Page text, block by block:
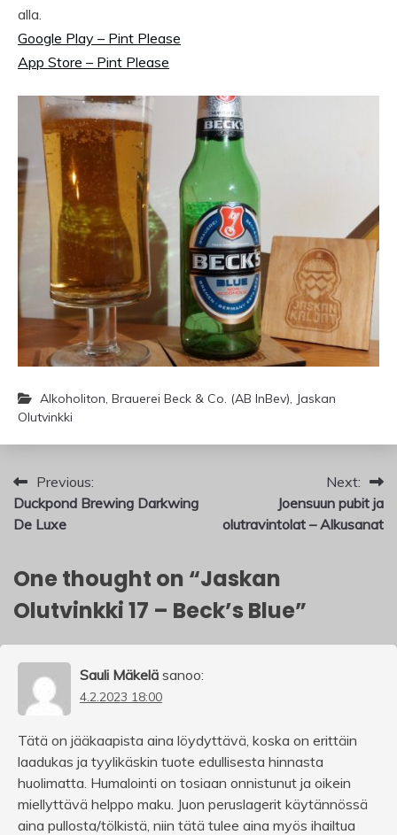
alla.
Google Play – Pint Please
App Store – Pint Please
Alkoholiton, Brauerei Beck & Co. (AB InBev), Jaskan
Olutvinkki
Artikkelien
selaus
Previous:
Duckpond Brewing Darkwing
De Luxe
Next:
Joensuun pubit ja
olutravintolat – Alkusanat
One thought on “Jaskan
Olutvinkki 17 – Beck’s Blue”
Sauli Mäkelä sanoo:
4.2.2023 18:00
Tätä on jääkaapista aina löydyttävä, koska on erittäin
laadukas ja tyylikäskin tuote edullisesta hinnasta
huolimatta. Humalointi on tosiaan onnistunut ja oikein
miellyttävä helppo maku. Juon peruslagerit käytännössä
aina pullosta/tölkistä, niin tätä tulee aina myös ihailtua